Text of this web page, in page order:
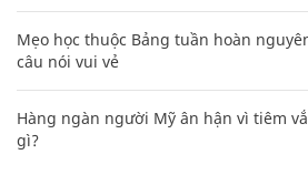
Mẹo học thuộc Bảng tuần hoàn
câu nói vui vẻ
Hàng ngàn người Mỹ ân hận vì tiêm
gì?